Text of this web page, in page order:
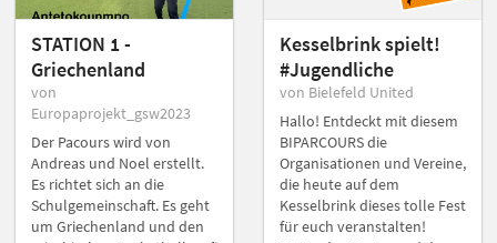
STATION 1 -
Griechenland
von
Europaprojekt_gsw2023
Der Pacours wird von
Andreas und Noel erstellt.
Es richtet sich an die
Schulgemeinschaft. Es geht
um Griechenland und den
Kesselbrink spielt!
#Jugendliche
von Bielefeld United
Hallo! Entdeckt mit diesem
BIPARCOURS die
Organisationen und Vereine,
die heute auf dem
Kesselbrink dieses tolle Fest
für euch veranstalten!